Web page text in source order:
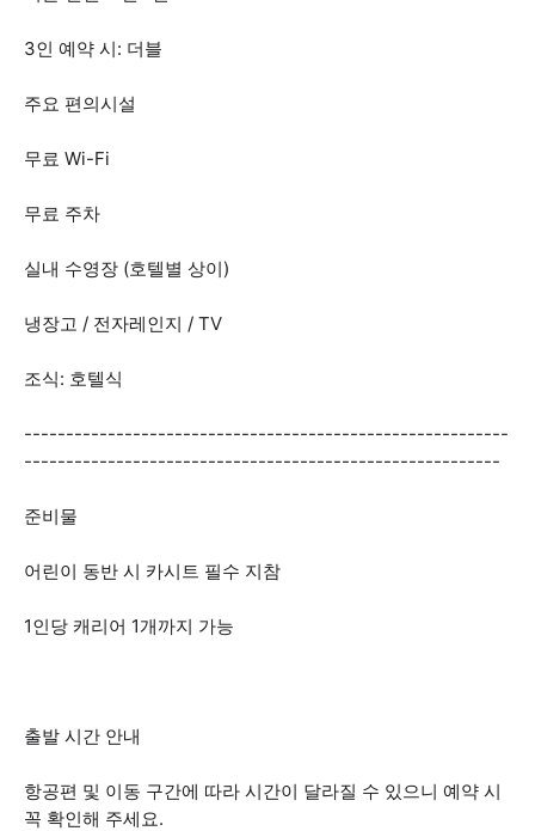
3인 예약 시: 더블
주요 편의시설
무료 Wi-Fi
무료 주차
실내 수영장 (호텔별 상이)
냉장고 / 전자레인지 / TV
조식: 호텔식
----------------------------------------------------------
---------------------------------------------------------
준비물
어린이 동반 시 카시트 필수 지참
1인당 캐리어 1개까지 가능
출발 시간 안내
항공편 및 이동 구간에 따라 시간이 달라질 수 있으니 예약 시
꼭 확인해 주세요.